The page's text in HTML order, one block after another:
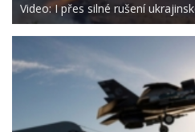
Video: I přes silné rušení